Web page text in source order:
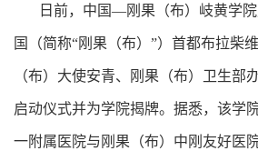
日前，中国—刚果（布）岐黄学院
国（简称“刚果（布）”）首都布拉柴
（布）大使安青、刚果（布）卫生部
启动仪式并为学院揭牌。据悉，该学
一附属医院与刚果（布）中刚友好医